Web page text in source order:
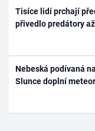
Tisíce lidí prchají
přivedlo predátory
Nebeská podívaná
Slunce doplní